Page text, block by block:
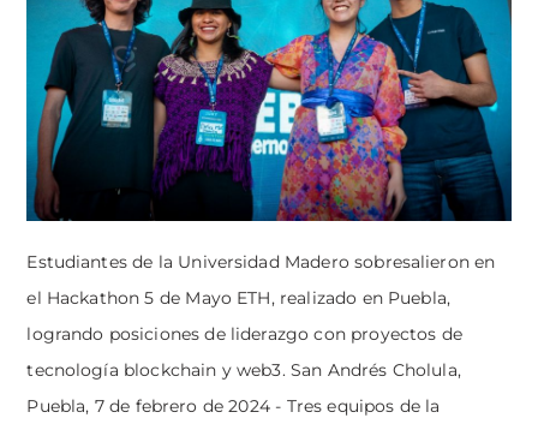
Estudiantes de la Universidad Madero sobresalieron en
el Hackathon 5 de Mayo ETH, realizado en Puebla,
logrando posiciones de liderazgo con proyectos de
tecnología blockchain y web3. San Andrés Cholula,
Puebla, 7 de febrero de 2024 - Tres equipos de la